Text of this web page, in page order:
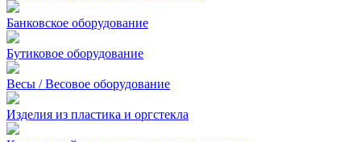
Банковское оборудование
Бутиковое оборудование
Весы / Весовое оборудование
Изделия из пластика и оргстекла